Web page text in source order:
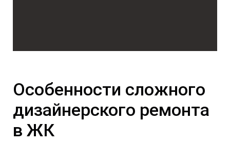
Особенности сложного
дизайнерского ремонта
в ЖК